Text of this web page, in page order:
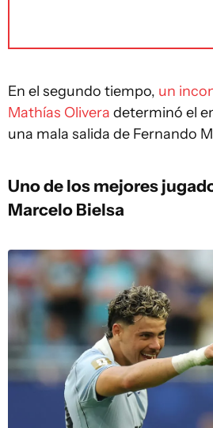
En el segundo tiempo, un
Mathías Olivera determinó el
una mala salida de Fernando
Uno de los mejores
Marcelo Bielsa